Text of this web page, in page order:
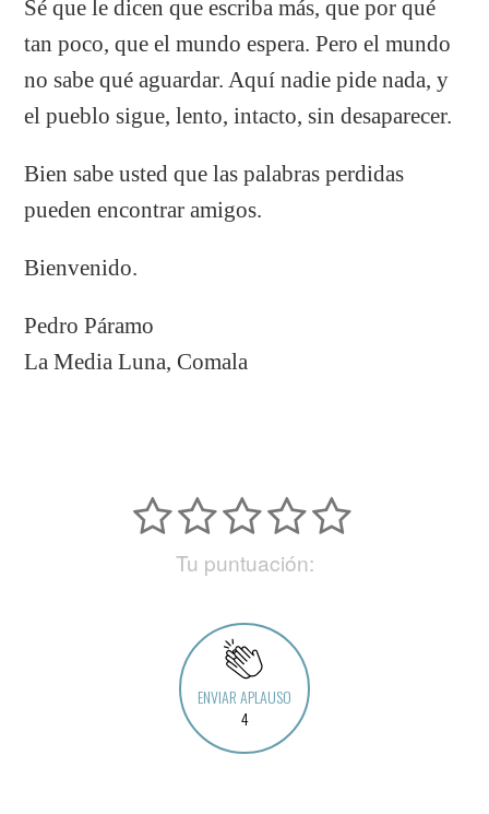
Sé que le dicen que escriba más, que por qué
tan poco, que el mundo espera. Pero el mundo
no sabe qué aguardar. Aquí nadie pide nada, y
el pueblo sigue, lento, intacto, sin desaparecer.
Bien sabe usted que las palabras perdidas
pueden encontrar amigos.
Bienvenido.
Pedro Páramo
La Media Luna, Comala
Tu puntuación:
ENVIAR APLAUSO
4